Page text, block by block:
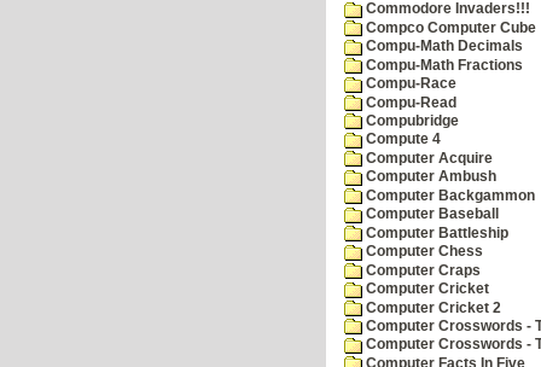
Commodore Invaders!!!
Compco Computer Cube
Compu-Math Decimals
Compu-Math Fractions
Compu-Race
Compu-Read
Compubridge
Compute 4
Computer Acquire
Computer Ambush
Computer Backgammon
Computer Baseball
Computer Battleship
Computer Chess
Computer Craps
Computer Cricket
Computer Cricket 2
Computer Crosswords -
Computer Crosswords -
Computer Facts In Five